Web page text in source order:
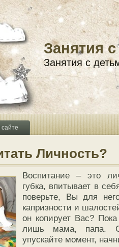
Занятия
Занятия с
Личность?
Воспитание – это
губка, впитывает в
поверьте, Вы для
капризности и
он копирует Вас?
лишь мама, папа.
упускайте момент,